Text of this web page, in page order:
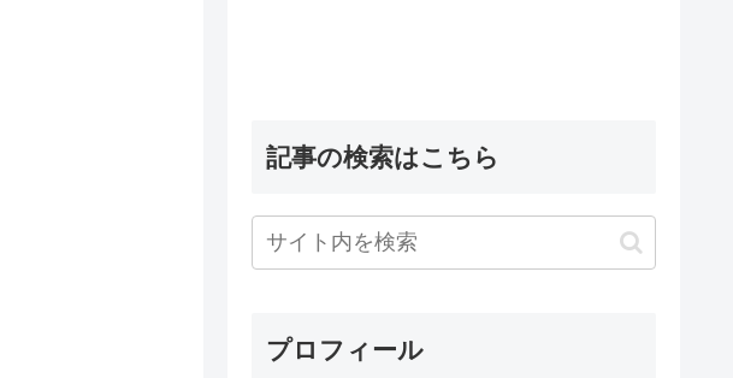
記事の検索はこちら
プロフィール